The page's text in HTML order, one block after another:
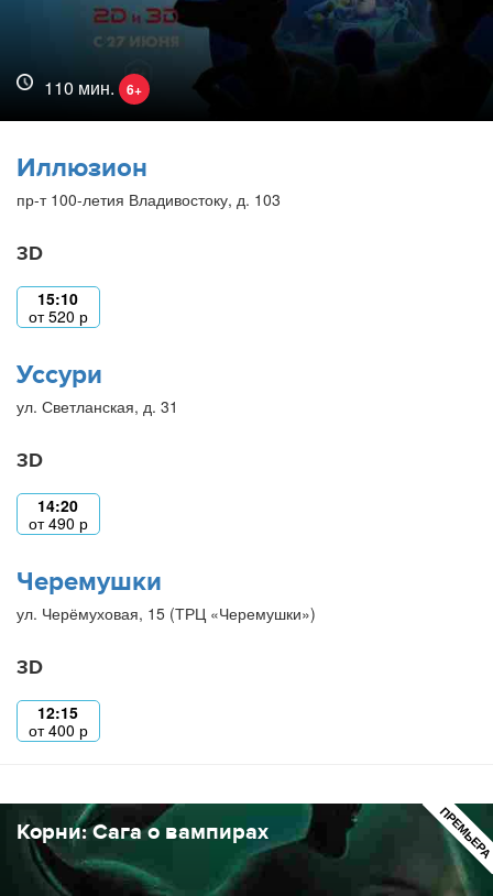
110 мин. 6+
Иллюзион
пр-т 100-летия Владивостоку, д. 103
3D
15:10
от520 р
Уссури
ул. Светланская, д. 31
3D
14:20
от490 р
Черемушки
ул. Черёмуховая, 15 (ТРЦ «Черемушки»)
3D
12:15
от400 р
Корни: Сага о вампирах